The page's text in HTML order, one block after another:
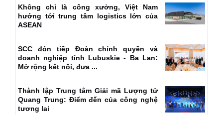
Không chỉ là công xưởng, Việt Nam
hướng tới trung tâm logistics lớn của
ASEAN
SCC đón tiếp Đoàn chính quyền và
doanh nghiệp tỉnh Lubuskie - Ba Lan:
Mở rộng kết nối, đưa ...
Thành lập Trung tâm Giải mã Lượng tử
Quang Trung: Điểm đến của công nghệ
tương lai